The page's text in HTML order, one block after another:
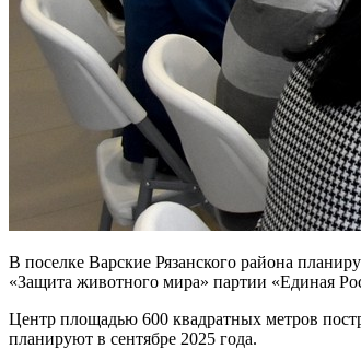
В поселке Варские Рязанского района
«Защита животного мира» партии «Единая
Центр площадью 600 квадратных метров
планируют в сентябре 2025 года.